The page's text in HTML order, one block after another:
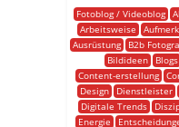
Fotoblog / Videoblog
Arbeitsweise
Ausrüstung
B2b
Bildideen
Blogs
Content-erstellung
Design
Dienstleister
Digitale Trends
Energie